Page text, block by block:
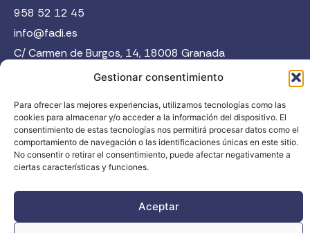
Gestionar consentimiento
Para ofrecer las mejores experiencias, utilizamos tecnologías como las
cookies para almacenar y/o acceder a la información del dispositivo. El
consentimiento de estas tecnologías nos permitirá procesar datos como el
comportamiento de navegación o las identificaciones únicas en este sitio.
No consentir o retirar el consentimiento, puede afectar negativamente a
ciertas características y funciones.
Aceptar
958 52 12 45
info@fadi.es
C/ Carmen de Burgos, 14, 18008 Granada
Contacta
FADI © 2026. Federación Andaluza de Deportes de Invierno |
Todos los derechos reservados